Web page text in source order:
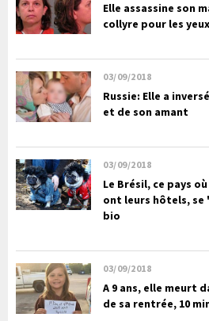
Elle assassine son
collyre pour les yeux
03/09/2018
Russie: Elle a
et de son amant
03/09/2018
Le Brésil, ce pays
ont leurs hôtels,
bio
03/09/2018
A 9 ans, elle meurt
de sa rentrée, 10